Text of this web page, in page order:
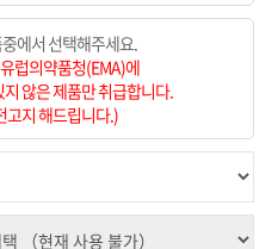
에서 선택해주세요.
럽의약품청(EMA)에
않은 제품만 취급합니다.
고지 해드립니다.)